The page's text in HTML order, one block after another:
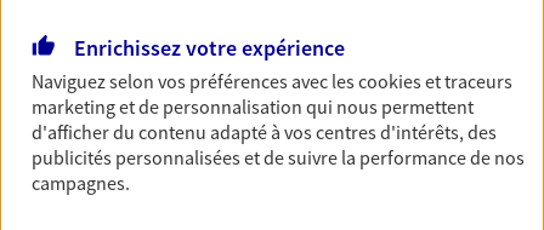
Découvrir l'offre Retraite
Prévoyance
Pour un avenir serein, assurez-vous avec notre
contrat prévoyance. Préservez vos proches en cas
Enrichissez votre expérience
Naviguez selon vos préférences avec lescookies et traceurs
marketing et de personnalisation qui nous permettent
d'afficher du contenu adapté à vos centres d'intérêts, des
publicités personnalisées et de suivre la performance de nos
campagnes.